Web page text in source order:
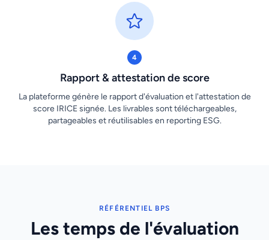
4
Rapport & attestation de score
La plateforme génère le rapport d'évaluation et l'attestation de
score IRICE signée. Les livrables sont téléchargeables,
partageables et réutilisables en reporting ESG.
RÉFÉRENTIEL BPS
Les temps de l'évaluation